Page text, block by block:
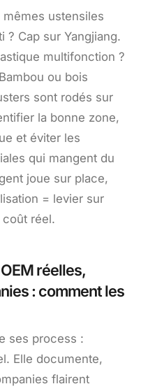
ustensiles
? Cap sur Yangjiang.
multifonction ?
ou bois
sont rodés sur
la bonne zone,
et éviter les
qui mangent du
joue sur place,
= levier sur
réel.
réelles,
: comment les
ses process :
Elle documente,
flairent